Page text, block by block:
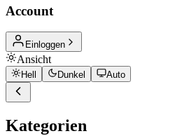
Account
Einloggen
Ansicht
Hell Dunkel Auto
Kategorien